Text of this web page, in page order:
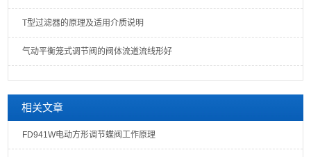
T型过滤器的原理及适用介质说明
气动平衡笼式调节阀的阀体流道流线形好
相关文章
FD941W电动方形调节蝶阀工作原理